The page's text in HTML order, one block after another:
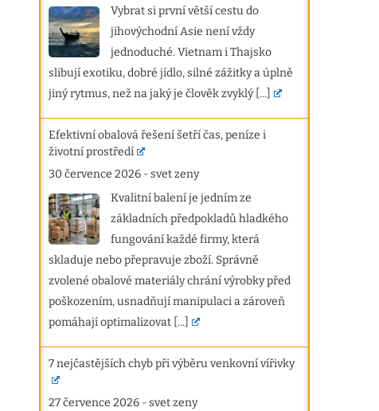
Vybrat si první větší cestu do
jihovýchodní Asie není vždy
jednoduché. Vietnam i Thajsko
slibují exotiku, dobré jídlo, silné zážitky a úplně
jiný rytmus, než na jaký je člověk zvyklý [...]
Efektivní obalová řešení šetří čas, peníze i
životní prostředí
30 července 2026 -svet zeny
Kvalitní balení je jedním ze
základních předpokladů hladkého
fungování každé firmy, která
skladuje nebo přepravuje zboží. Správně
zvolené obalové materiály chrání výrobky před
poškozením, usnadňují manipulaci a zároveň
pomáhají optimalizovat [...]
7 nejčastějších chyb při výběru venkovní vířivky
27 července 2026 -svet zeny